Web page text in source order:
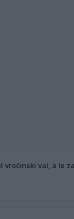
vročinski val, a le